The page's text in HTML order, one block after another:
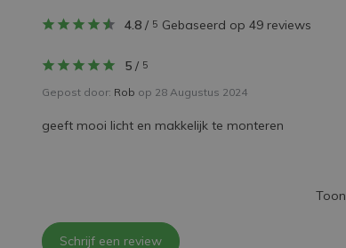
4.8 / 5 Gebaseerd op 49 reviews
5 / 5
Gepost door: Rob op 28 Augustus 2024
geeft mooi licht en makkelijk te monteren
Toon
Schrijf een review